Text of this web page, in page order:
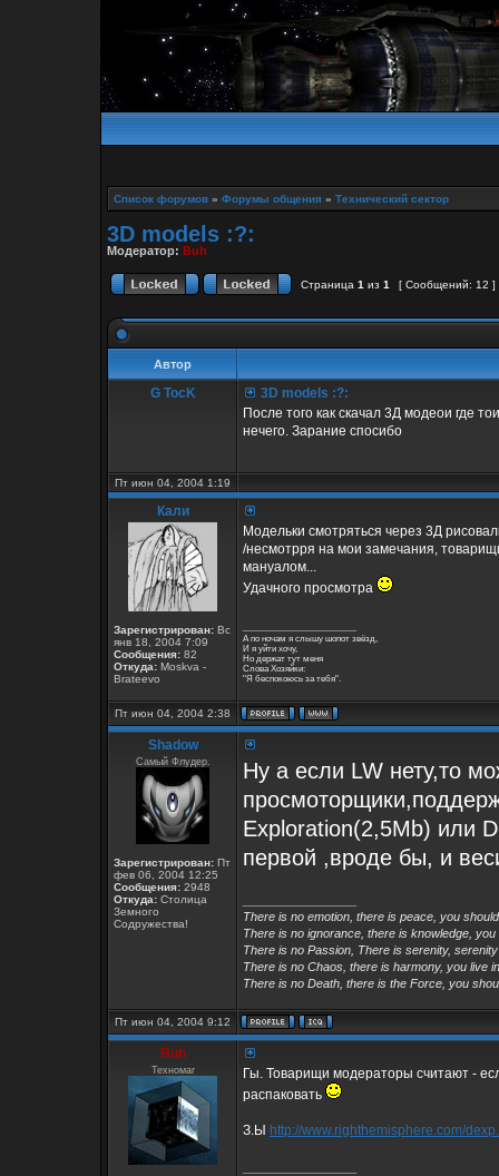
Список форумов » Форумы общения » Технический сектор
3D models :?:
Модератор: Buh
Страница 1 из 1 [ Сообщений: 12 ]
Автор
G TocK
3D models :?:
После того как скачал 3Д модеои где
нечего. Зарание спосибо
Пт июн 04, 2004 1:19
Кали
Зарегистрирован: Вс
янв 18, 2004 7:09
Сообщения: 82
Откуда: Moskva -
Brateevo
Модельки смотряться через 3Д
/несмотрря на мои замечания,
мануалом...
Удачного просмотра
А по ночам я слышу шопот звёзд,
И я уйти хочу,
Но держат тут меня
Слова Хозяйки:
"Я беспокоюсь за тебя".
Пт июн 04, 2004 2:38
Shadow
Самый Флудер.
Зарегистрирован: Пт
фев 06, 2004 12:25
Сообщения: 2948
Откуда: Столица
Земного
Содружества!
Ну а если LW нету,то
Exploration(2,5Mb) или
первой ,вроде бы, и
There is no emotion, there is peace, you
There is no ignorance, there is knowledge,
There is no Passion, There is serenity,
There is no Chaos, there is harmony, you live
There is no Death, there is the Force, you
Пт июн 04, 2004 9:12
Buh
Техномаг
Гы. Товарищи модераторы считают -
распаковать
З.Ы http://www.righthemisphere.com/